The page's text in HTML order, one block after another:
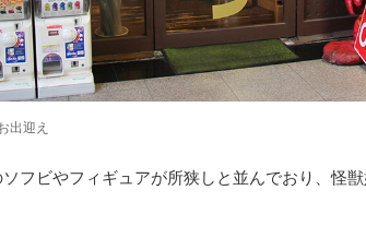
出迎え
フビやフィギュアが所狭しと並んでおり、怪